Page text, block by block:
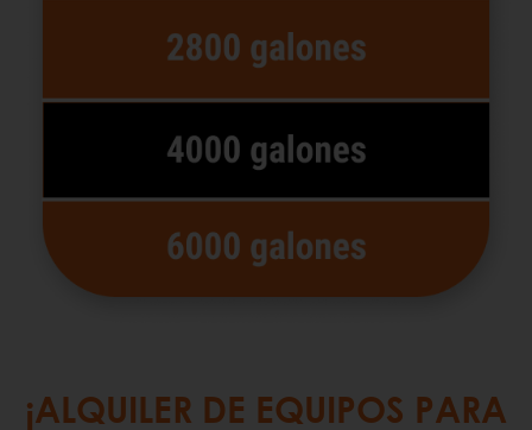
¡ALQUILER DE EQUIPOS PARA